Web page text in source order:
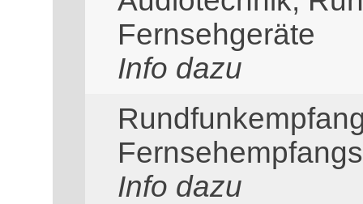
Fernsehgeräte
Info dazu
Info dazu